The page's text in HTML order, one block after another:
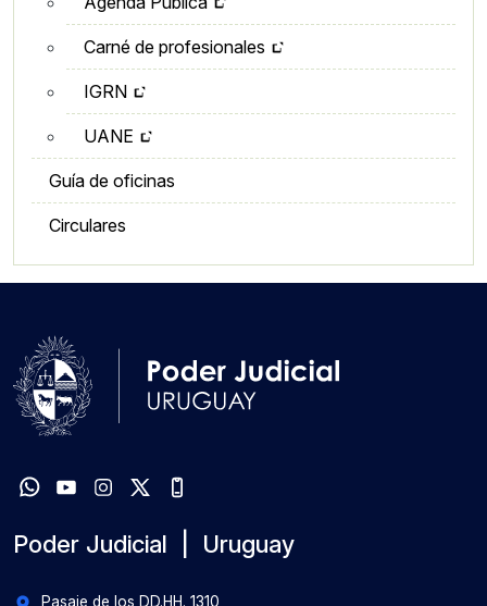
Carné de profesionales
IGRN
UANE
Guía de oficinas
Circulares
Poder Judicial | Uruguay
Pasaje de los DD.HH. 1310